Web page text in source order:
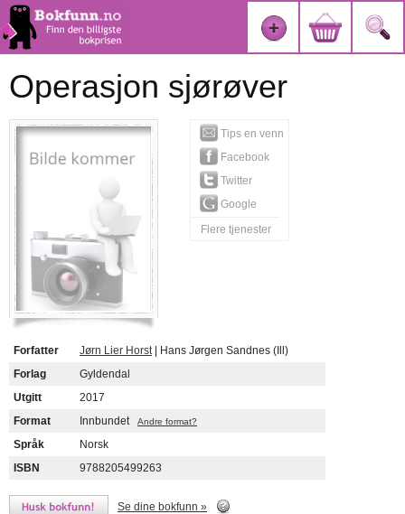
Operasjon sjørøver
Tips en venn
Facebook
Twitter
Google
Flere tjenester
Forfatter Jørn Lier Horst| Hans Jørgen Sandnes (Ill)
Forlag
Gyldendal
Utgitt
2017
Format
Innbundet Andre format?
Språk
Norsk
ISBN
9788205499263
Se dine bokfunn »